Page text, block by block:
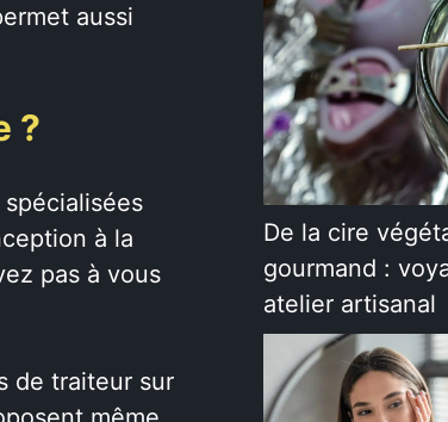
aussi
?
à la
pas à vous
de traiteur sur
De la cire
gourmand :
atelier artisanal